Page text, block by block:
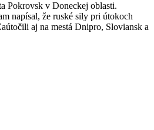
Pokrovsk v Doneckej oblasti.
napísal, že ruské sily pri útokoch
aj na mestá Dnipro, Sloviansk a